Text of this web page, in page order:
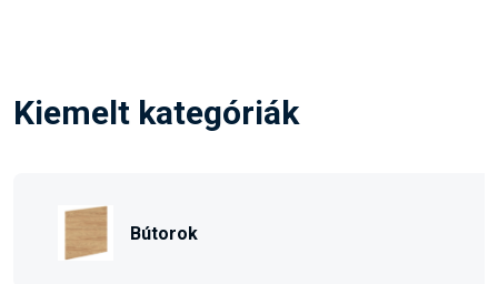
Kiemelt kategóriák
Bútorok